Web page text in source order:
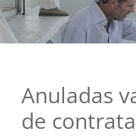
Anuladas
de